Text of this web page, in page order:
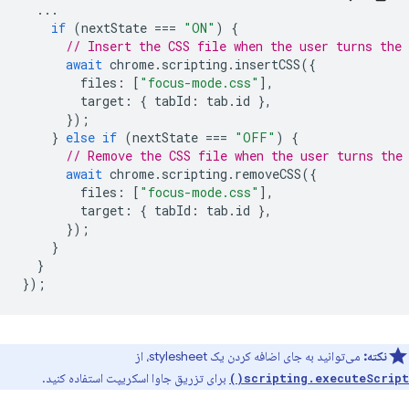
...
if (nextState === "ON" )
{
// Insert the CSS file when the user turns the
await chrome. scripting . insertCSS({
files : [ "focus-mode.css" ],
target : { tabId : tab . id },
});
} else if (nextState === "OFF" )
{
// Remove the CSS file when the user turns
await chrome. scripting . removeCSS({
files : [ "focus-mode.css" ],
target : { tabId : tab . id },
});
}
}
});
نکته: می‌توانید به جای اضافه کردن یک stylesheet، از
scripting.executeScript() برای تزریق جاوا اسکریپت استفاده کنید.